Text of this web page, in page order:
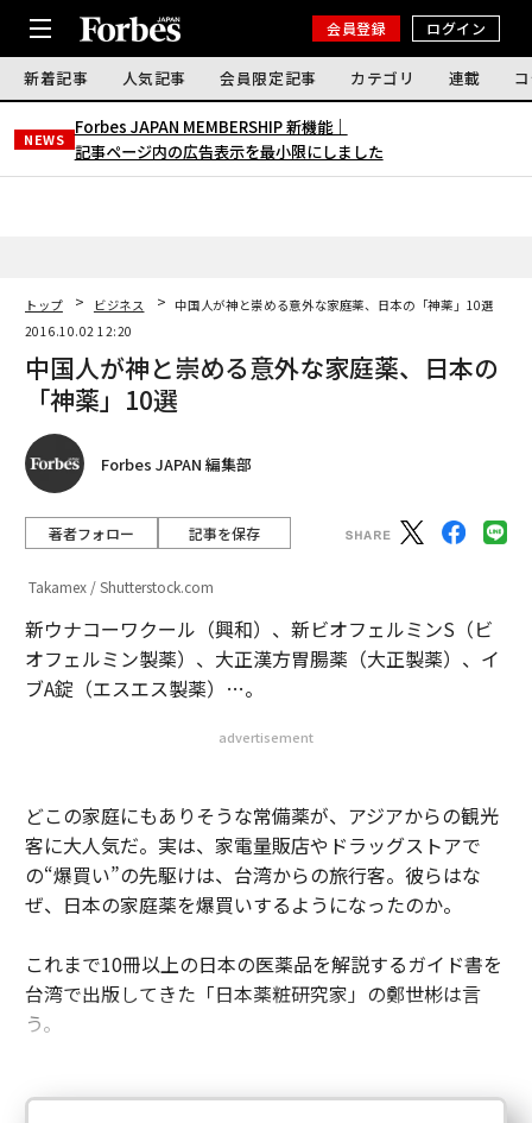
会員登録 ログイン
新着記事 人気記事 会員限定記事 カテゴリ 連載
NEWS
Forbes JAPAN MEMBERSHIP 新機能｜
記事ページ内の広告表示を最小限にしました
トップ ビジネス
中国人が神と崇める意外な家庭薬、日本の「神薬」10選
2016.10.02 12:20
中国人が神と崇める意外な家庭薬、日本の
「神薬」10選
Forbes JAPAN 編集部
著者フォロー 記事を保存
Takamex / Shutterstock.com
新ウナコーワクール（興和）、新ビオフェルミンS（ビ
オフェルミン製薬）、大正漢方胃腸薬（大正製薬）、イ
ブA錠（エスエス製薬）…。
advertisement
どこの家庭にもありそうな常備薬が、アジアからの観光
客に大人気だ。実は、家電量販店やドラッグストアで
の“爆買い”の先駆けは、台湾からの旅行客。彼らはな
ぜ、日本の家庭薬を爆買いするようになったのか。
これまで10冊以上の日本の医薬品を解説するガイド書を
台湾で出版してきた「日本薬粧研究家」の鄭世彬は言
う。